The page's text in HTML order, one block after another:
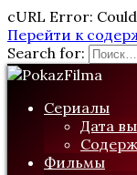
cURL Error:
Перейти к
Search for:
Сериалы
Дата
Фильмы